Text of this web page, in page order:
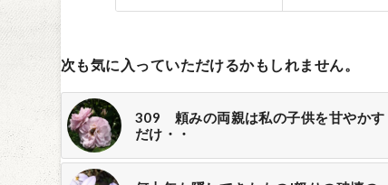
次も気に入っていただけるかもしれません。
309 頼みの両親は私の子供を甘やかす
だけ・・